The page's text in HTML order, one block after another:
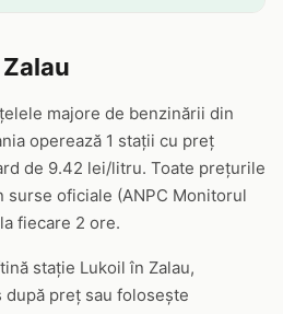
majore de benzinării din
operează 1 stații cu preț
de 9.42 lei/litru. Toate prețurile
surse oficiale (ANPC Monitorul
fiecare 2 ore.
stație Lukoil în Zalau,
după preț sau folosește